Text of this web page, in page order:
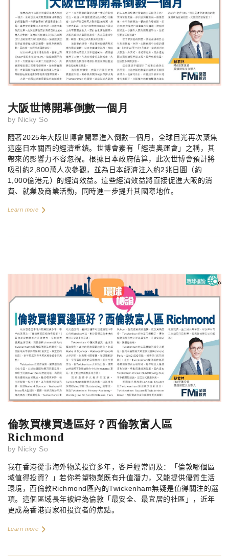
大阪世博開幕倒數一個月
by Nicky So
隨著2025年大阪世博會開幕進入倒數一個月，全球目光再次聚焦
這座日本關西的經濟重鎮。世博會素有「經濟奧運會」之稱，其
帶來的影響力不容忽視。根據日本政府估算，此次世博會預計將
吸引約2,800萬人次參觀，並為日本經濟注入約2兆日圓（約
1,000億港元）的經濟效益。這些經濟效益將直接促進大阪的消
費、就業及商業活動，同時進一步提升其國際地位。
Learn more
倫敦買樓買邊區好？西倫敦富人區
Richmond
by Nicky So
我在香港從事海外物業投資多年，客戶經常問及：「倫敦哪個區
域值得投資？」若你希望物業既有升值潛力，又能提供優質生活
環境，西倫敦Richmond 區內的Twickenham無疑是值得關注的選
項。這個區域長年被評為倫敦「最安全、最宜居的社區」，近年
更成為香港買家和投資者的焦點。
Learn more